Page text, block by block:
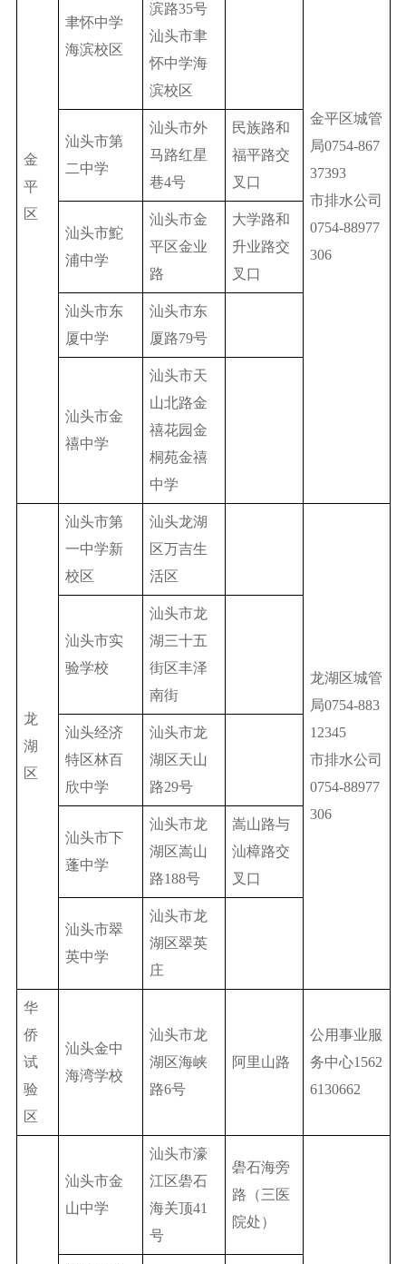
金
平
区
金平区城管
局0754-867
37393
市排水公司
0754-88977
306
聿怀中学
海滨校区
滨路35号
汕头市聿
怀中学海
滨校区
汕头市第
二中学
汕头市外
马路红星
巷4号
民族路和
福平路交
叉口
汕头市鮀
浦中学
汕头市金
平区金业
路
大学路和
升业路交
叉口
汕头市东
厦中学
汕头市东
厦路79号
汕头市金
禧中学
汕头市天
山北路金
禧花园金
桐苑金禧
中学
龙
湖
区
汕头市第
一中学新
校区
汕头龙湖
区万吉生
活区
龙湖区城管
局0754-883
12345
市排水公司
0754-88977
306
汕头市实
验学校
汕头市龙
湖三十五
街区丰泽
南街
汕头经济
特区林百
欣中学
汕头市龙
湖区天山
路29号
汕头市下
蓬中学
汕头市龙
湖区嵩山
路188号
嵩山路与
汕樟路交
叉口
汕头市翠
英中学
汕头市龙
湖区翠英
庄
华
侨
试
验
区
汕头金中
海湾学校
汕头市龙
湖区海峡
路6号
阿里山路
公用事业服
务中心1562
6130662
汕头市金
山中学
汕头市濠
江区礐石
海关顶41
号
礐石海旁
路（三医
院处）